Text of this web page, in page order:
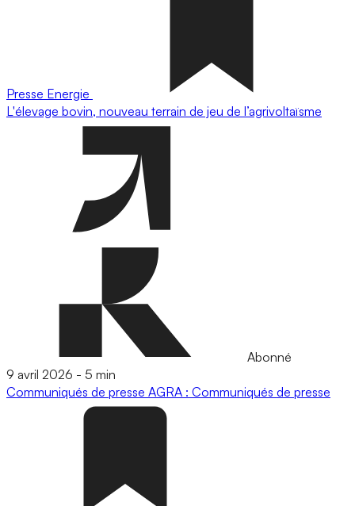
Presse Energie
L'élevage bovin, nouveau terrain de jeu de l’agrivoltaïsme
Abonné
9 avril 2026 - 5 min
Communiqués de presse AGRA : Communiqués de presse